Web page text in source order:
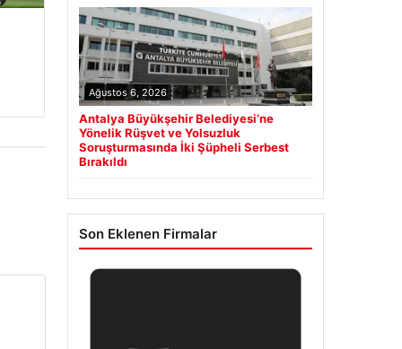
Ağustos 6, 2026
Antalya Büyükşehir Belediyesi’ne
Yönelik Rüşvet ve Yolsuzluk
Soruşturmasında İki Şüpheli Serbest
Bırakıldı
Son Eklenen Firmalar